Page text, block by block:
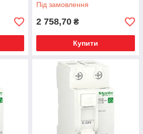
Під замовлення
2 758,70 ₴
Купити